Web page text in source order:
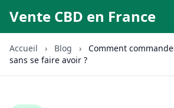
Vente CBD en France
Accueil › Blog ›
Comment
sans se faire avoir ?